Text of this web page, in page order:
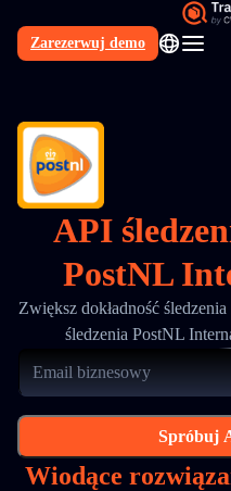
Zarezerwuj demo
PL
API
PostNL
Zwiększ dokładność
śledzenia PostNL
Spróbuj
Wiodące